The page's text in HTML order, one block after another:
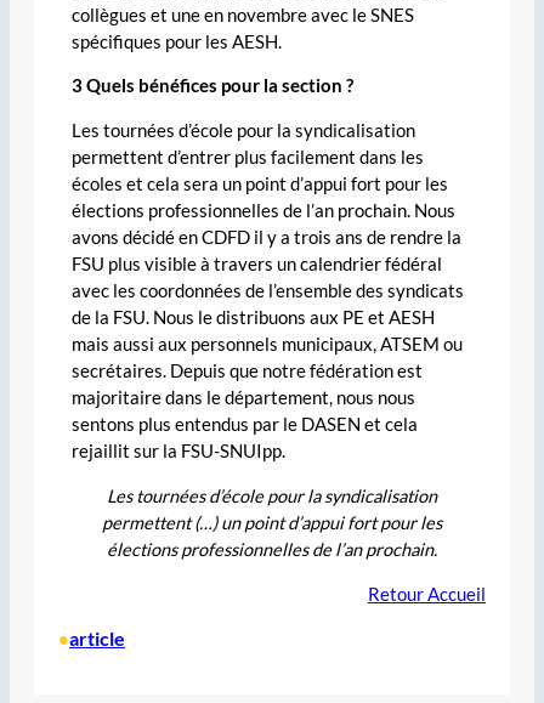
collègues et une en novembre avec le SNES
spécifiques pour les AESH.
3 Quels bénéfices pour la section ?
Les tournées d’école pour la syndicalisation
permettent d’entrer plus facilement dans les
écoles et cela sera un point d’appui fort pour les
élections professionnelles de l’an prochain. Nous
avons décidé en CDFD il y a trois ans de rendre la
FSU plus visible à travers un calendrier fédéral
avec les coordonnées de l’ensemble des syndicats
de la FSU. Nous le distribuons aux PE et AESH
mais aussi aux personnels municipaux, ATSEM ou
secrétaires. Depuis que notre fédération est
majoritaire dans le département, nous nous
sentons plus entendus par le DASEN et cela
rejaillit sur la FSU-SNUIpp.
Les tournées d’école pour la syndicalisation
permettent (…) un point d’appui fort pour les
élections professionnelles de l’an prochain.
Retour Accueil
•article